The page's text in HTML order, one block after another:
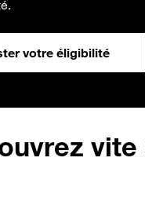
votre éligibilité